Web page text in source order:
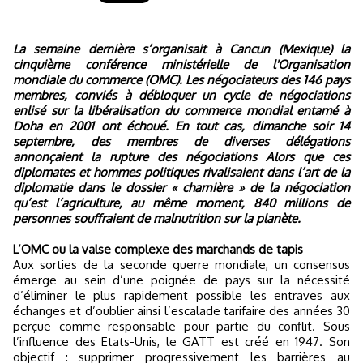
La semaine dernière s’organisait à Cancun (Mexique) la
cinquième conférence ministérielle de l'Organisation
mondiale du commerce (OMC). Les négociateurs des 146 pays
membres, conviés à débloquer un cycle de négociations
enlisé sur la libéralisation du commerce mondial entamé à
Doha en 2001 ont échoué.En tout cas, dimanche soir 14
septembre, des membres de diverses délégations
annonçaient la rupture des négociationsAlors que ces
diplomates et hommes politiques rivalisaient dans l’art de la
diplomatie dans le dossier « charnière » de la négociation
qu’est l’agriculture, au même moment, 840 millions de
personnes souffraient de malnutrition sur la planète.
L’OMC ou la valse complexe des marchands de tapis
Aux sorties de la seconde guerre mondiale, un consensus
émerge au sein d’une poignée de pays sur la nécessité
d’éliminer le plus rapidement possible les entraves aux
échanges et d’oublier ainsi l’escalade tarifaire des années 30
perçue comme responsable pour partie du conflit. Sous
l’influence des Etats-Unis, le GATT est créé en 1947. Son
objectif : supprimer progressivement les barrières au